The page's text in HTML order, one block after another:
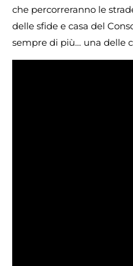
che percorreranno le
delle sfide e casa del
sempre di più… una delle